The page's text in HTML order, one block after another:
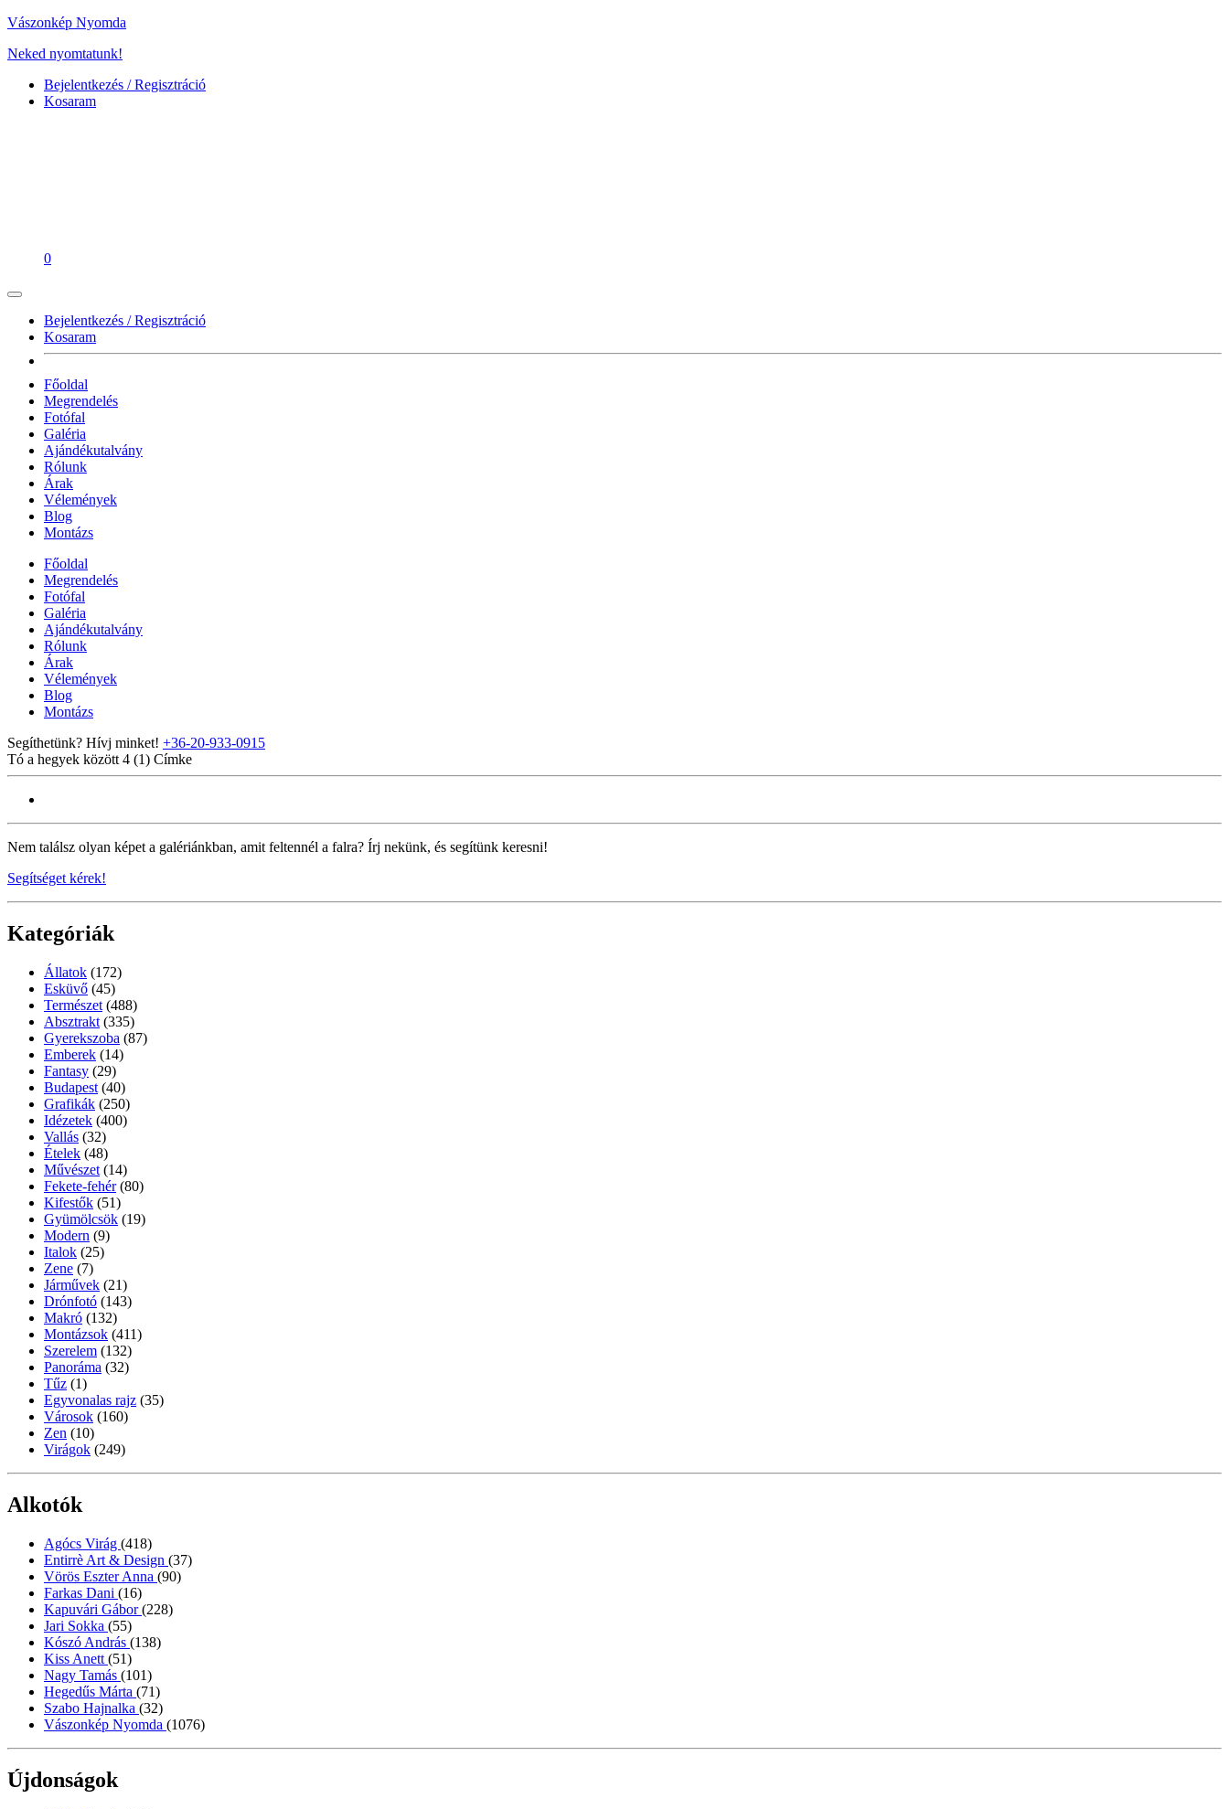
Vászonkép Nyomda
Neked nyomtatunk!
Bejelentkezés / Regisztráció
Kosaram
0
Bejelentkezés / Regisztráció
Kosaram
Főoldal
Megrendelés
Fotófal
Galéria
Ajándékutalvány
Rólunk
Árak
Vélemények
Blog
Montázs
Főoldal
Megrendelés
Fotófal
Galéria
Ajándékutalvány
Rólunk
Árak
Vélemények
Blog
Montázs
Segíthetünk? Hívj minket! +36-20-933-0915
Tó a hegyek között 4 (1) Címke
Nem találsz olyan képet a galériánkban, amit feltennél a falra? Írj nekünk, és segítünk keresni!
Segítséget kérek!
Kategóriák
Állatok (172)
Esküvő (45)
Természet (488)
Absztrakt (335)
Gyerekszoba (87)
Emberek (14)
Fantasy (29)
Budapest (40)
Grafikák (250)
Idézetek (400)
Vallás (32)
Ételek (48)
Művészet (14)
Fekete-fehér (80)
Kifestők (51)
Gyümölcsök (19)
Modern (9)
Italok (25)
Zene (7)
Járművek (21)
Drónfotó (143)
Makró (132)
Montázsok (411)
Szerelem (132)
Panoráma (32)
Tűz (1)
Egyvonalas rajz (35)
Városok (160)
Zen (10)
Virágok (249)
Alkotók
Agócs Virág (418)
Entirrè Art & Design (37)
Vörös Eszter Anna (90)
Farkas Dani (16)
Kapuvári Gábor(228)
Jari Sokka (55)
Kószó András (138)
Kiss Anett (51)
Nagy Tamás (101)
Hegedűs Márta (71)
Szabo Hajnalka (32)
Vászonkép Nyomda (1076)
Újdonságok